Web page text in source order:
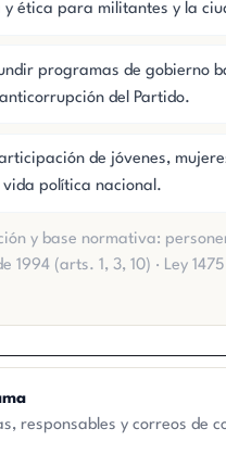
y ética para militantes y la
programas de gobierno
del Partido.
de jóvenes,
vida política nacional.
y base normativa:
1994 (arts. 1, 3, 10) · Ley
responsables y correos de